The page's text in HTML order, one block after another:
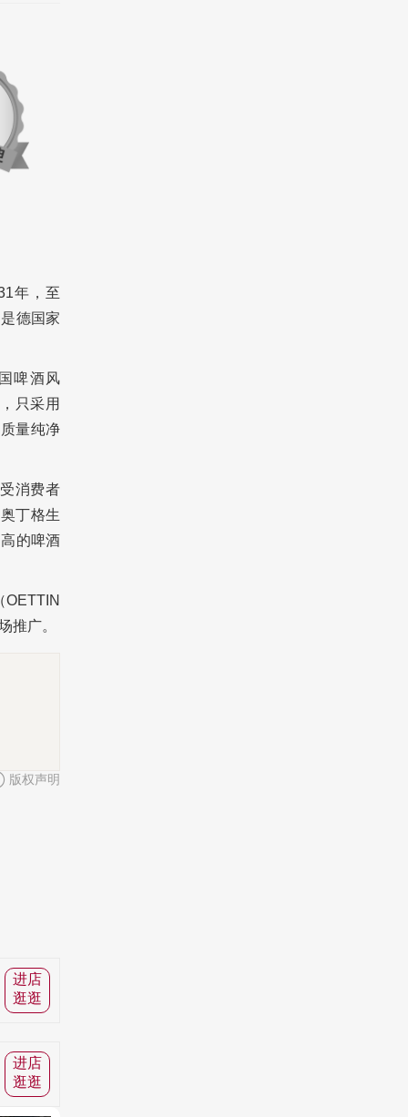
年，至
德国家
啤酒风
只采用
量纯净
消费者
丁格生
的啤酒
OETTIN
推广。
版权声明
进店
逛逛
进店
逛逛